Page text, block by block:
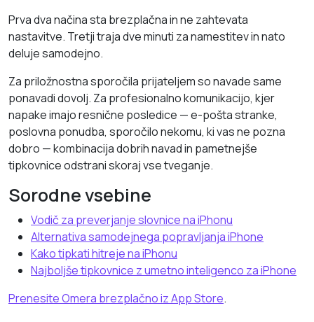
Prva dva načina sta brezplačna in ne zahtevata
nastavitve. Tretji traja dve minuti za namestitev in nato
deluje samodejno.
Za priložnostna sporočila prijateljem so navade same
ponavadi dovolj. Za profesionalno komunikacijo, kjer
napake imajo resnične posledice — e-pošta stranke,
poslovna ponudba, sporočilo nekomu, ki vas ne pozna
dobro — kombinacija dobrih navad in pametnejše
tipkovnice odstrani skoraj vse tveganje.
Sorodne vsebine
Vodič za preverjanje slovnice na iPhonu
Alternativa samodejnega popravljanja iPhone
Kako tipkati hitreje na iPhonu
Najboljše tipkovnice z umetno inteligenco za iPhone
Prenesite Omera brezplačno iz App Store.